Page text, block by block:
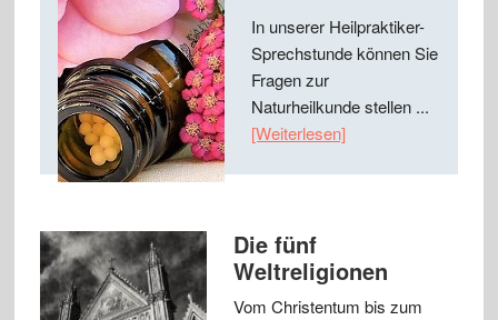
In unserer Heilpraktiker-
Sprechstunde können Sie
Fragen zur
Naturheilkunde stellen ...
[Weiterlesen]
Die fünf
Weltreligionen
Vom Christentum bis zum